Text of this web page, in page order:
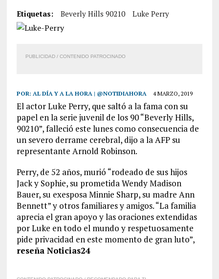
Etiquetas: Beverly Hills 90210 Luke Perry
PUBLICIDAD / CONTENIDO PATROCINADO
POR: AL DÍA Y A LA HORA | @NOTIDIAHORA 4 MARZO, 2019
El actor Luke Perry, que saltó a la fama con su
papel en la serie juvenil de los 90 “Beverly Hills,
90210”, falleció este lunes como consecuencia de
un severo derrame cerebral, dijo a la AFP su
representante Arnold Robinson.
Perry, de 52 años, murió “rodeado de sus hijos
Jack y Sophie, su prometida Wendy Madison
Bauer, su exesposa Minnie Sharp, su madre Ann
Bennett” y otros familiares y amigos. “La familia
aprecia el gran apoyo y las oraciones extendidas
por Luke en todo el mundo y respetuosamente
pide privacidad en este momento de gran luto”,
reseña Noticias24